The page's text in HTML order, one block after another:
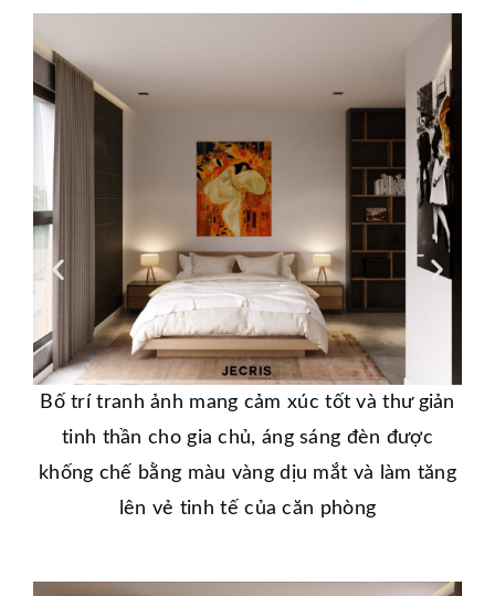
Bố trí tranh ảnh mang cảm xúc tốt và thư giản
tinh thần cho gia chủ, áng sáng đèn được
khống chế bằng màu vàng dịu mắt và làm tăng
lên vẻ tinh tế của căn phòng